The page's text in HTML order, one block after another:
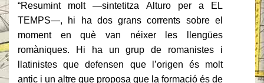
“Resumint molt —sintetitza Alturo per a EL
TEMPS—, hi ha dos grans corrents sobre el
moment en què van néixer les llengües
romàniques. Hi ha un grup de romanistes i
llatinistes que defensen que l’origen és molt
antic i un altre que proposa que la formació és de